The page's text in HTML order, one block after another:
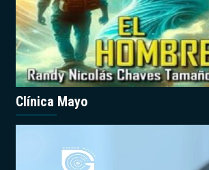
Clínica Mayo